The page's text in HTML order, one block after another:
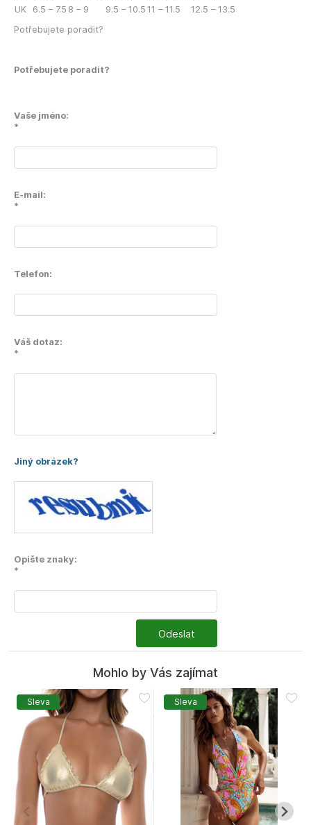
UK
6.5 – 7.5 8 – 9 9.5 – 10.5 11 – 11.5
12.5 – 13.5
Potřebujete poradit?
Potřebujete poradit?
Vaše jméno:
*
E-mail:
*
Telefon:
Váš dotaz:
*
Jiný obrázek?
Opište znaky:
*
Odeslat
Mohlo by Vás zajímat
Sleva Sleva